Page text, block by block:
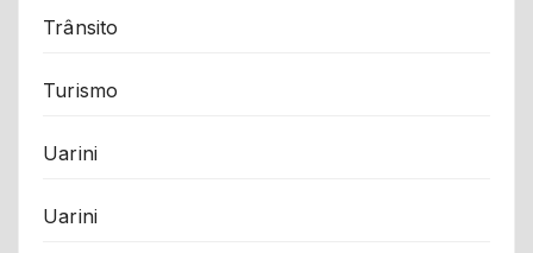
Trânsito
Turismo
Uarini
Uarini